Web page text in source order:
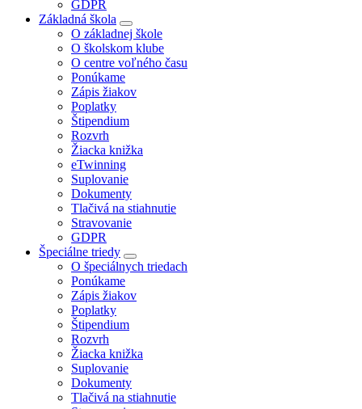
GDPR
Základná škola
O základnej škole
O školskom klube
O centre voľného času
Ponúkame
Zápis žiakov
Poplatky
Štipendium
Rozvrh
Žiacka knižka
eTwinning
Suplovanie
Dokumenty
Tlačivá na stiahnutie
Stravovanie
GDPR
Špeciálne triedy
O špeciálnych triedach
Ponúkame
Zápis žiakov
Poplatky
Štipendium
Rozvrh
Žiacka knižka
Suplovanie
Dokumenty
Tlačivá na stiahnutie